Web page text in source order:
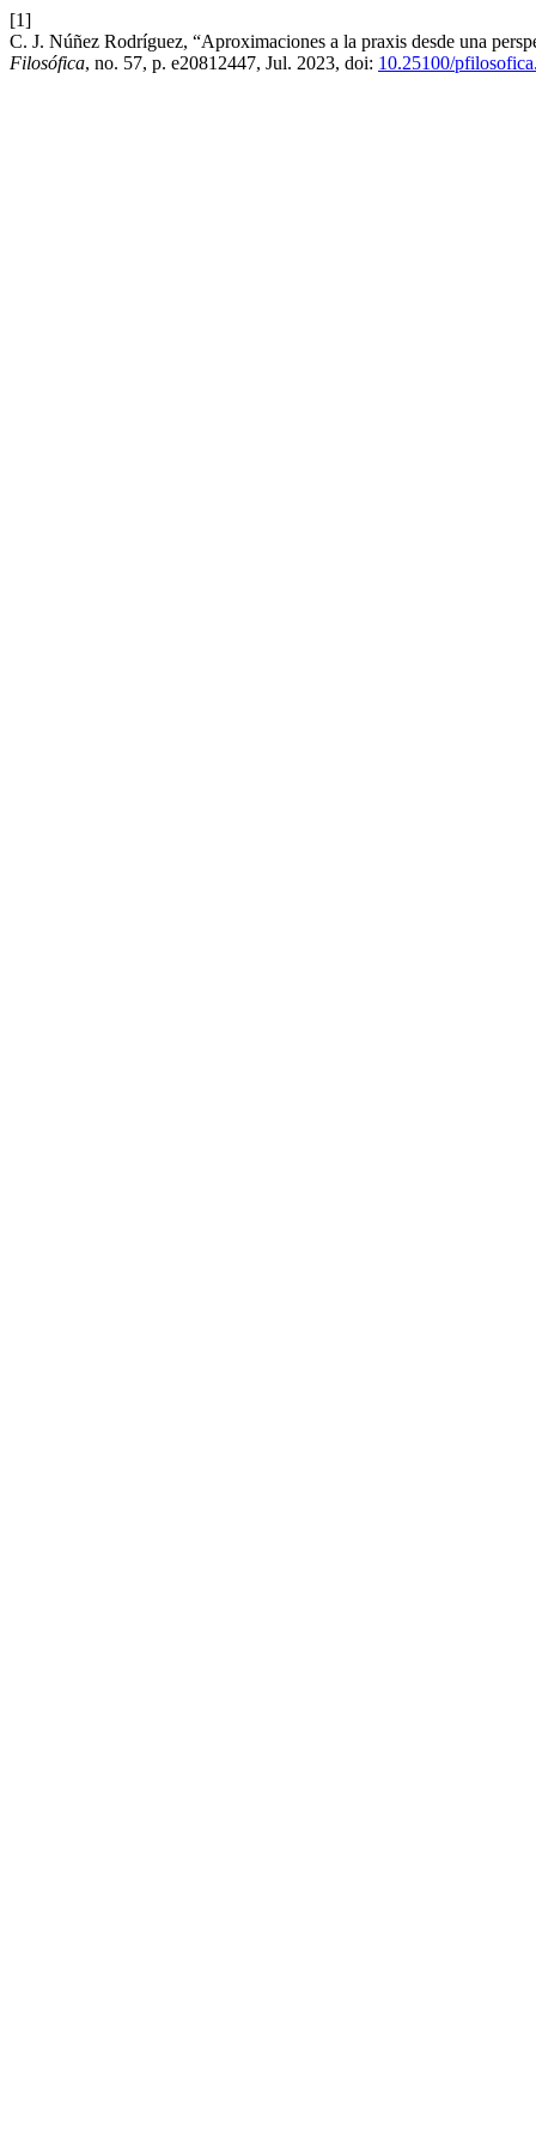
[1]
C. J. Núñez Rodríguez, “Aproximaciones a la praxis desde una
Filosófica, no. 57, p. e20812447, Jul. 2023, doi: 10.25100/